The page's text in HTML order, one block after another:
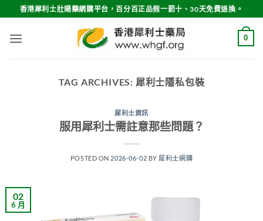
to
content
香港犀利士壯陽藥網購平台，百分百正品假一罰十、30天免費退換。
0
TAG ARCHIVES: 犀利士隱私包裝
犀利士資訊
服用犀利士需註意那些問題？
POSTED ON 2026-06-02 BY 犀利士網購
02
6 月